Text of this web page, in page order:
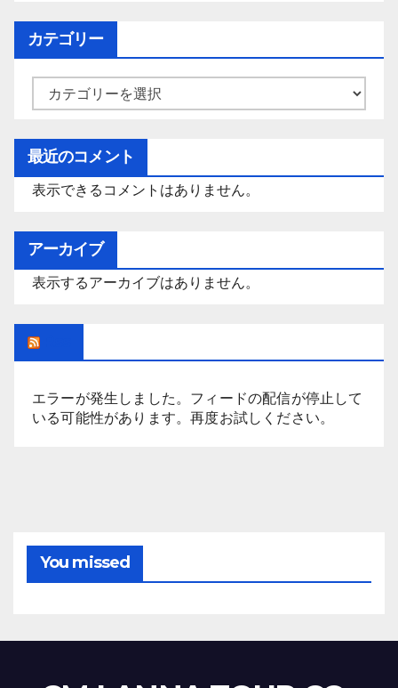
カテゴリー
テ
ゴ
リ
ー
最近のコメント
表示できるコメントはありません。
アーカイブ
表示するアーカイブはありません。
エラーが発生しました。フィードの配信が停止して
いる可能性があります。再度お試しください。
You missed